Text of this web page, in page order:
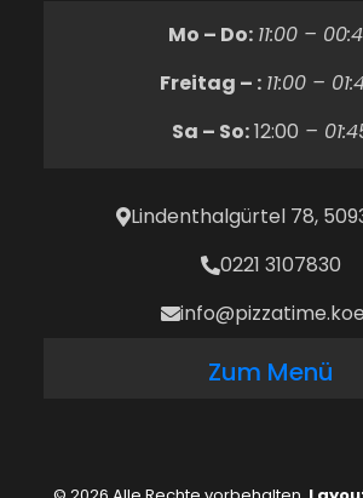
Mo – Do: 11:00 –
Freitag – : 11:00 –
Sa – So:12:00 –
Lindenthalgürtel 78,
0221 3107830
Zum Menü